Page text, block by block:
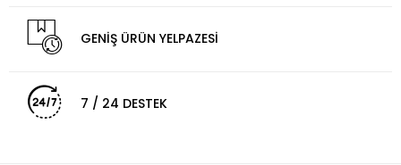
GENİŞ ÜRÜN YELPAZESİ
7 / 24 DESTEK